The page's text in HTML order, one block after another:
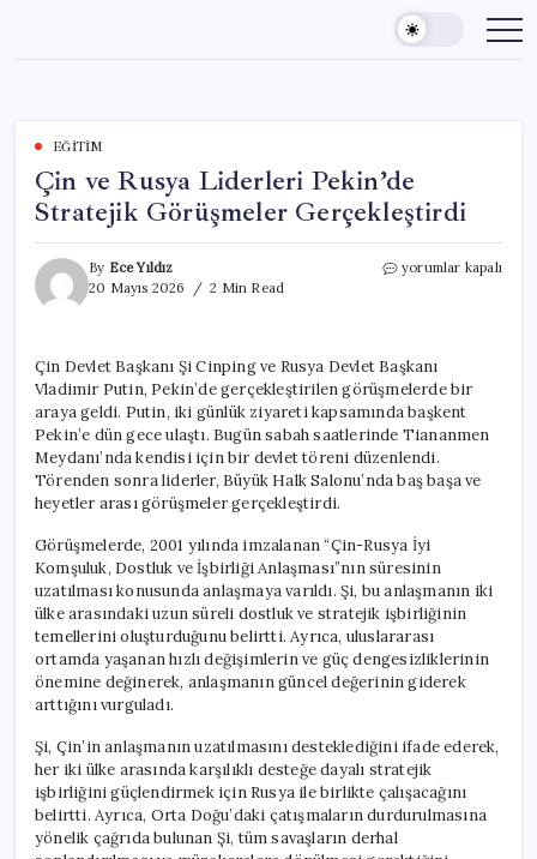
content
EĞITIM
Çin ve Rusya Liderleri Pekin’de
Stratejik Görüşmeler Gerçekleştirdi
By Ece Yıldız
20 Mayıs 2026
2 Min Read
Çin
Stratejik
Görüşmeler
Gerçekleştirdi
için
yorumlar kapalı
Çin Devlet Başkanı Şi Cinping ve Rusya Devlet Başkanı
Vladimir Putin, Pekin’de gerçekleştirilen görüşmelerde bir
araya geldi. Putin, iki günlük ziyareti kapsamında başkent
Pekin’e dün gece ulaştı. Bugün sabah saatlerinde Tiananmen
Meydanı’nda kendisi için bir devlet töreni düzenlendi.
Törenden sonra liderler, Büyük Halk Salonu’nda baş başa ve
heyetler arası görüşmeler gerçekleştirdi.
Görüşmelerde, 2001 yılında imzalanan “Çin-Rusya İyi
Komşuluk, Dostluk ve İşbirliği Anlaşması”nın süresinin
uzatılması konusunda anlaşmaya varıldı. Şi, bu anlaşmanın iki
ülke arasındaki uzun süreli dostluk ve stratejik işbirliğinin
temellerini oluşturduğunu belirtti. Ayrıca, uluslararası
ortamda yaşanan hızlı değişimlerin ve güç dengesizliklerinin
önemine değinerek, anlaşmanın güncel değerinin giderek
arttığını vurguladı.
Şi, Çin’in anlaşmanın uzatılmasını desteklediğini ifade ederek,
her iki ülke arasında karşılıklı desteğe dayalı stratejik
işbirliğini güçlendirmek için Rusya ile birlikte çalışacağını
belirtti. Ayrıca, Orta Doğu’daki çatışmaların durdurulmasına
yönelik çağrıda bulunan Şi, tüm savaşların derhal